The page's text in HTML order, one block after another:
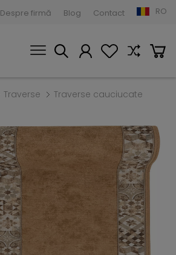
Despre firmă Blog Contact RO
Traverse Traverse cauciucate